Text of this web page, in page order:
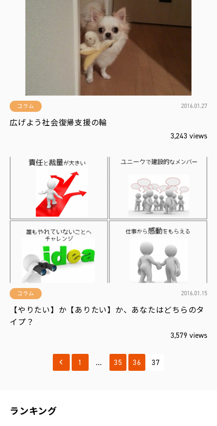
コラム 2016.01.27
広げよう社会復帰支援の輪
3,243 views
コラム 2016.01.15
【やりたい】か【ありたい】か、あなたはどちらのタ
イプ？
3,579 views
1 … 35 36 37
ランキング